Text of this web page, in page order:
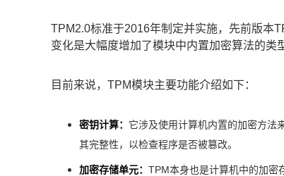
TPM2.0标准于2016年制定并实施，先前版本
变化是大幅度增加了模块中内置加密算法的类
目前来说，TPM模块主要功能介绍如下：
密钥计算： 它涉及使用计算机内置的加密方法
其完整性，以检查程序是否被篡改。
加密存储单元： TPM本身也是计算机中的加密